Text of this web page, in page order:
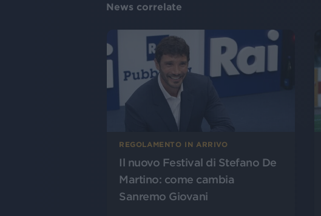
News correlate
REGOLAMENTO IN ARRIVO
Il nuovo Festival di Stefano De
Martino: come cambia
Sanremo Giovani